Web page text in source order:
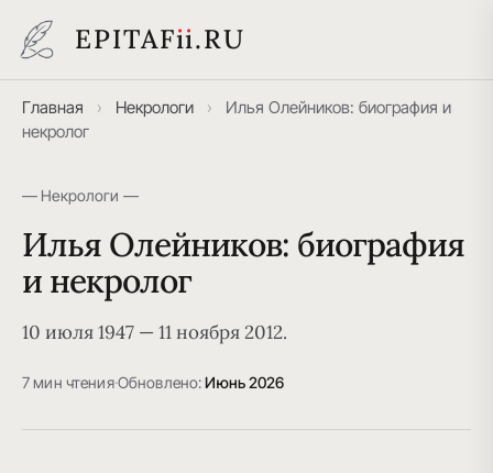
EPITAFii.RU
Главная › Некрологи ›
Илья Олейников: биография и
некролог
— Некрологи —
Илья Олейников: биография
и некролог
10 июля 1947 — 11 ноября 2012.
7 мин чтения·Обновлено:Июнь 2026